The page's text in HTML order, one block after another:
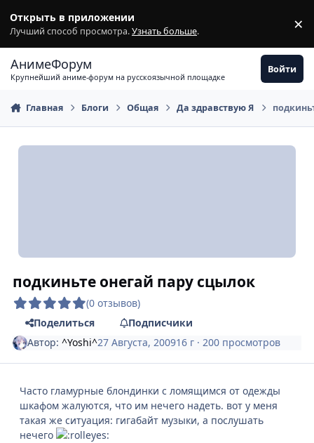
Открыть в приложении
Лучший способ просмотра.Узнать больше. ×
АнимеФорум
Крупнейший аниме-форум на русскоязычной площадке
Войти
Главная Блоги Общая Да здравствую Я
подкиньте онегай пару сцылок
(0 отзывов)
Поделиться
Подписчики
Автор:^Yoshi^27 Августа, 200916 г · 200 просмотров
Часто гламурные блондинки с ломящимся от одежды
шкафом жалуются, что им нечего надеть. вот у меня
такая же ситуация: гигабайт музыки, а послушать
нечего